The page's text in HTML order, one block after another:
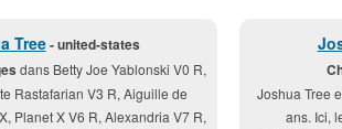
Tree- united-states
dans Betty Joe Yablonski V0 R,
Rastafarian V3 R, Aiguille de
Planet X V6 R, Alexandria V7 R,
Joshua Tree
ans. Ici,